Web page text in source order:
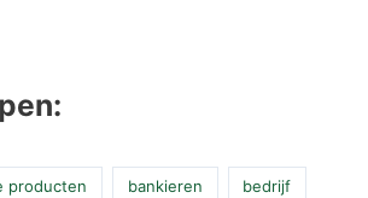
producten bankieren bedrijf